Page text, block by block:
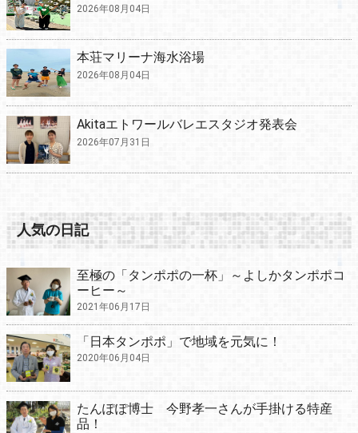
2026年08月04日
本荘マリーナ海水浴場
2026年08月04日
Akitaエトワールバレエスタジオ発表会
2026年07月31日
人気の日記
至極の「タンポポの一杯」～よしかタンポポコ
ーヒー～
2021年06月17日
「日本タンポポ」で地域を元気に！
2020年06月04日
たんぽぽ博士 今野孝一さんが手掛ける特産
品！